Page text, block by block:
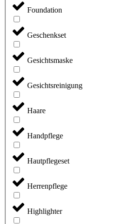
Foundation
Geschenkset
Gesichtsmaske
Gesichtsreinigung
Haare
Handpflege
Hautpflegeset
Herrenpflege
Highlighter